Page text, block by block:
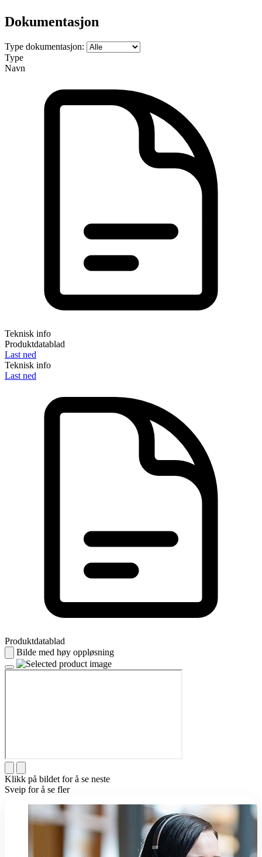
Dokumentasjon
Type dokumentasjon:
Type
Navn
Teknisk info
Produktdatablad
Last ned
Teknisk info
Last ned
Produktdatablad
Bilde med høy oppløsning
Klikk på bildet for å se neste
Sveip for å se fler